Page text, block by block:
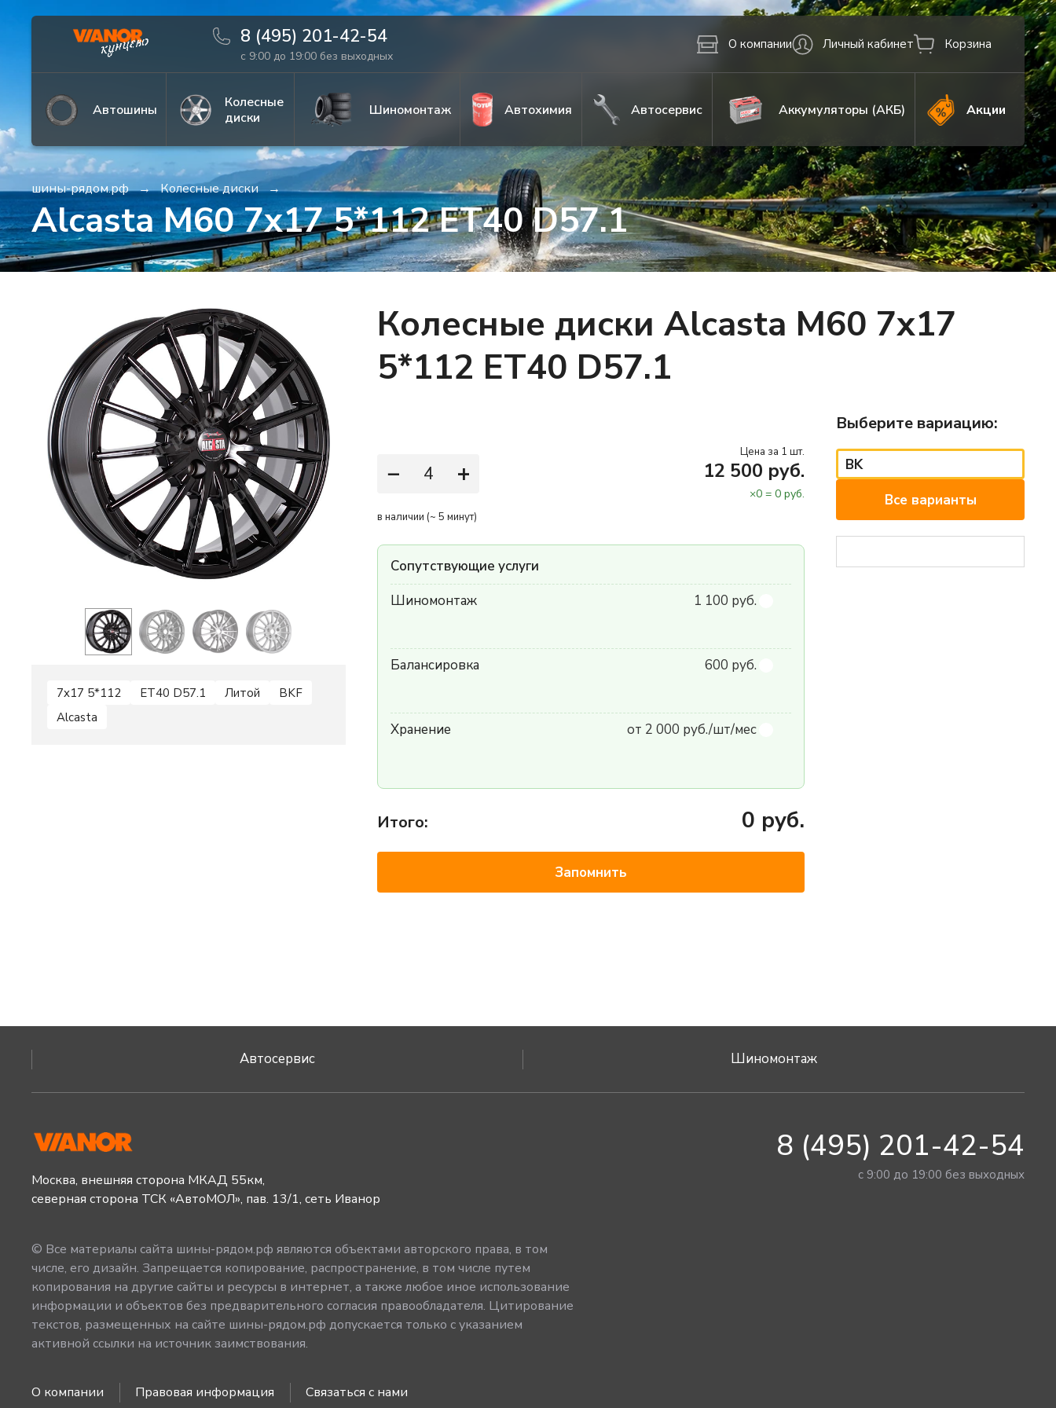
8 (495) 201-42-54
с 9:00 до 19:00 без выходных
О компании Личный кабинет Корзина
Автошины
Колесные
диски
Шиномонтаж Автохимия Автосервис Аккумуляторы (АКБ) Акции
шины-рядом.рф Колесные диски
Alcasta M60 7x17 5*112 ET40 D57.1
7x17 5*112 ET40 D57.1 Литой
BKF
Alcasta
Колесные диски Alcasta M60 7x17
5*112 ET40 D57.1
− +
Цена за 1 шт.
12 500 руб.
×0 = 0 руб.
в наличии (~ 5 минут)
Сопутствующие услуги
Шиномонтаж
1 100 руб.
Балансировка 600 руб.
Хранение от 2 000 руб./шт/мес
Итого: 0 руб.
Запомнить
Выберите вариацию:
BK
Все варианты
Автосервис Шиномонтаж
Москва, внешняя сторона МКАД 55км,
северная сторона ТСК «АвтоМОЛ», пав. 13/1, сеть Иванор
8 (495) 201-42-54
с 9:00 до 19:00 без выходных
© Все материалы сайта шины-рядом.рф являются объектами авторского права, в том
числе, его дизайн. Запрещается копирование, распространение, в том числе путем
копирования на другие сайты и ресурсы в интернет, а также любое иное использование
информации и объектов без предварительного согласия правообладателя. Цитирование
текстов, размещенных на сайте шины-рядом.рф допускается только с указанием
активной ссылки на источник заимствования.
О компании Правовая информация Связаться с нами
Информация Фото товара